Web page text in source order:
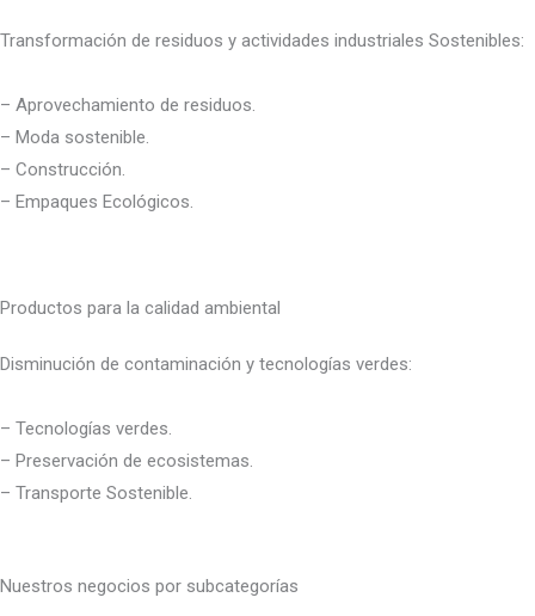
Transformación de residuos y actividades industriales Sostenibles:
– Aprovechamiento de residuos.
– Moda sostenible.
– Construcción.
– Empaques Ecológicos.
Productos para la calidad ambiental
Disminución de contaminación y tecnologías verdes:
– Tecnologías verdes.
– Preservación de ecosistemas.
– Transporte Sostenible.
Nuestros negocios por subcategorías